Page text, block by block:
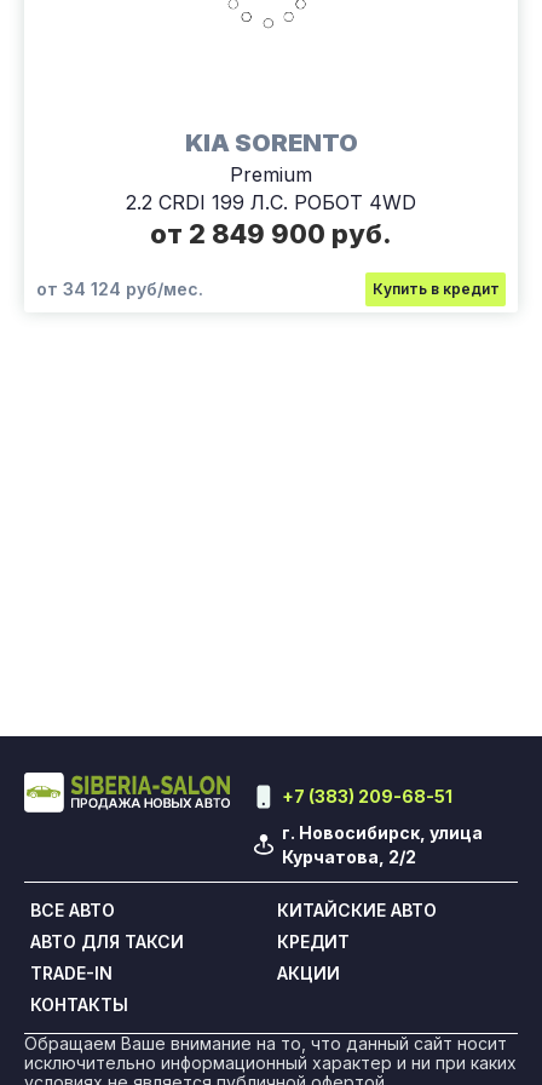
KIA SORENTO
Premium
2.2 CRDI 199 Л.С. РОБОТ 4WD
от 2 849 900 руб.
от 34 124 руб/мес. Купить в кредит
+7 (383) 209-68-51
г. Новосибирск, улица
Курчатова, 2/2
ВСЕ АВТО
КИТАЙСКИЕ АВТО
АВТО ДЛЯ ТАКСИ
КРЕДИТ
TRADE-IN
АКЦИИ
КОНТАКТЫ
Обращаем Ваше внимание на то, что данный сайт носит
исключительно информационный характер и ни при каких